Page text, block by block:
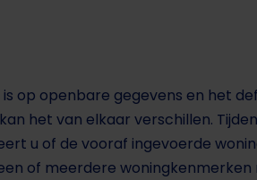
op openbare gegevens en het
het van elkaar verschillen.
u of de vooraf ingevoerde
of meerdere woningkenmerken